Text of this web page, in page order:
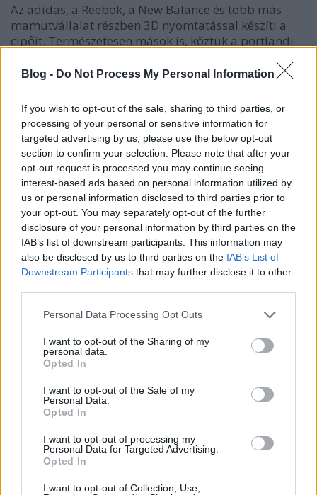
Blog - Do Not Process My Personal Information
If you wish to opt-out of the sale, sharing to third parties, or
processing of your personal or sensitive information for
targeted advertising by us, please use the below opt-out
section to confirm your selection. Please note that after your
opt-out request is processed you may continue seeing
interest-based ads based on personal information utilized by
us or personal information disclosed to third parties prior to
your opt-out. You may separately opt-out of the further
disclosure of your personal information by third parties on the
IAB’s list of downstream participants. This information may
also be disclosed by us to third parties on the IAB’s List of
Downstream Participants that may further disclose it to other
Please note that this website/app uses one or more Google
not limited to your visit or usage behaviour. You may click to
grant or deny consent to Google and its third-party tags to
use your data for below specified purposes in below Google
consent section.
Personal Data Processing Opt Outs
I want to opt-out of the Sharing of my
personal data.
Opted In
I want to opt-out of the Sale of my
Personal Data.
Opted In
I want to opt-out of processing my
Personal Data for Targeted Advertising.
Opted In
I want to opt-out of Collection, Use,
Az adidas, a Reebok, a New Balance és több más
mamutvállalat részben 3D nyomtatással készíti a
cipőit. Természetesen mások is, köztük a portlandi
technológia előnyeit. A 2019-ben alapított startup
létrehozott…
Multimilliárdos vállalattá vált a
Formlabs
•2021. május 25.
A Series E körben begyűjtött 150 millió dolláros
befektetéssel a Formlabs immáron hivatalosan is
multimilliárdos vállalat – számol be a 3Dnatives
szakmai hírportál. A cég értéke 2018 óta